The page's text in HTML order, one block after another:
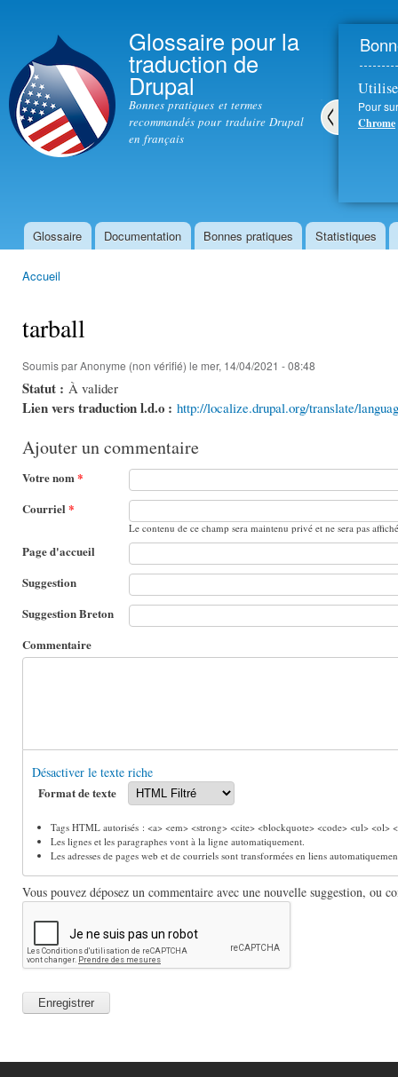
Glossaire pour la
traduction de
Drupal
Bonnes pratiques et termes
recommandés pour traduire Drupal
en français
Pour
Chrome
Menu principal
Glossaire Documentation Bonnes pratiques Statistiques
Accueil
tarball
Soumis parAnonyme (non vérifié) le mer, 14/04/2021 - 08:48
Statut : À valider
Lien vers traduction l.d.o : http://localize.drupal.org/translate/
Ajouter un commentaire
Votre nom*
Courriel *
Le contenu de ce champ sera maintenu privé et ne sera pas
Page d'accueil
Suggestion
Suggestion Breton
Commentaire
Désactiver le texte riche
Format de texte
Tags HTML autorisés : <a> <em> <strong> <cite> <blockquote> <code> <ul>
Les lignes et les paragraphes vont à la ligne automatiquement.
Les adresses de pages web et de courriels sont transformées en liens
Vous pouvez déposez un commentaire avec une nouvelle suggestion, ou